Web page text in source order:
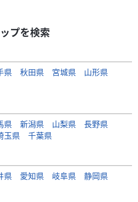
プを検索
県 秋田県 宮城県
山形県
県 新潟県 山梨県
長野県
玉県
千葉県
県 愛知県 岐阜県
静岡県